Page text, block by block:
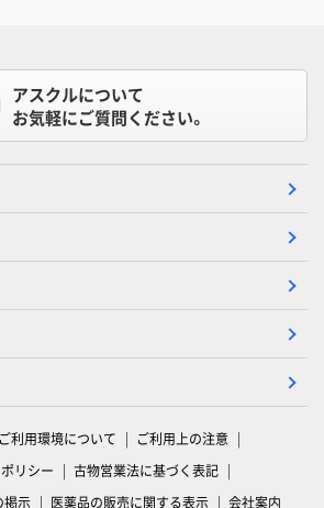
アスクルについて
お気軽にご質問ください。
ご利用環境について
ご利用上の注意
リシー
古物営業法に基づく表記
掲示
医薬品の販売に関する表示 会社案内